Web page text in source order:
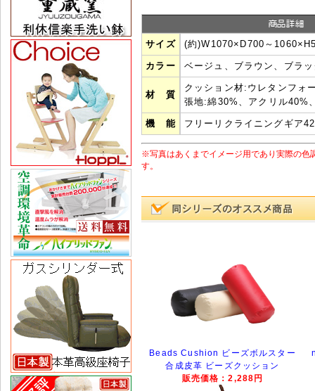
サイズ (約)W1070×D700～
カラー ベージュ、ブラウン、ブラ
材 質
クッション材:ウレタンフォ
張地:綿30%、アクリル40%
機 能 フリーリクライニングギア
※写真はあくまでイメージ用であり実際の色
す。
Beads Cushion ビーズボルスター
合成皮革 ビーズクッション
販売価格：2,288円